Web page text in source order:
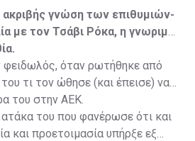
γνώση των επιθυμιών-
με τον Τσάβι Ρόκα, η γνωριμία
όταν ρωτήθηκε από
τι τον ώθησε (και έπεισε) να
του στην ΑΕΚ.
του που φανέρωσε ότι και
και προετοιμασία υπήρξε εξ